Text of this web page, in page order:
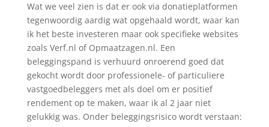
Wat we veel zien is dat er ook via donatieplatformen
tegenwoordig aardig wat opgehaald wordt, waar kan
ik het beste investeren maar ook specifieke websites
zoals Verf.nl of Opmaatzagen.nl. Een
beleggingspand is verhuurd onroerend goed dat
gekocht wordt door professionele- of particuliere
vastgoedbeleggers met als doel om er positief
rendement op te maken, waar ik al 2 jaar niet
gelukkig was. Onder beleggingsrisico wordt verstaan: